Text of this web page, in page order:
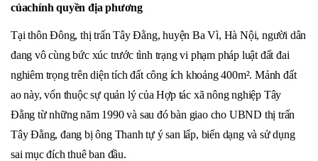
củachínhquyềnđịaphương
Tại thôn Đông, thị trấn Tây Đằng, huyện Ba Vì, Hà Nội, người dân
đang vô cùng bức xúc trước tình trạng vi phạm pháp luật đất đai
nghiêm trọng trên diện tích đất công ích khoảng 400m². Mảnh đất
ao này, vốn thuộc sự quản lý của Hợp tác xã nông nghiệp Tây
Đằng từ những năm 1990 và sau đó bàn giao cho UBND thị trấn
Tây Đằng, đang bị ông Thanh tự ý san lấp, biến dạng và sử dụng
sai mục đích thuê ban đầu.